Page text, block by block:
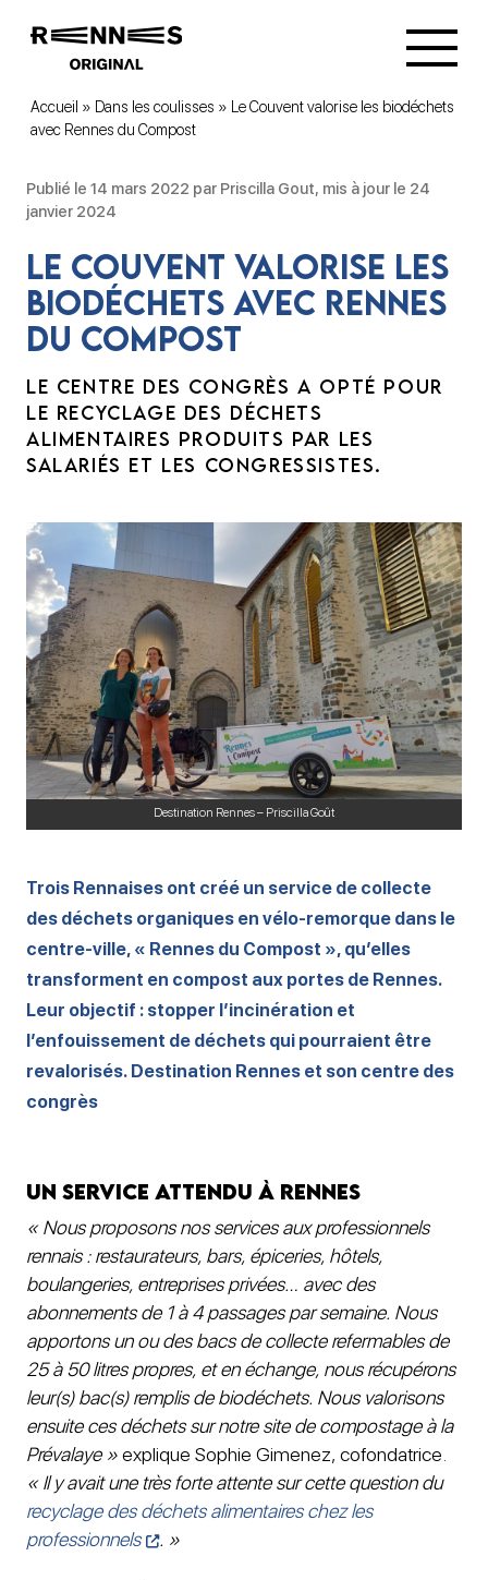
Accueil » Dans les coulisses »
Le Couvent valorise les biodéchets
avec Rennes du Compost
Publié le 14 mars 2022 par Priscilla Gout, mis à jour le 24
janvier 2024
Le Couvent valorise les
biodéchets avec Rennes
du Compost
LE CENTRE DES CONGRÈS A OPTÉ POUR
LE RECYCLAGE DES DÉCHETS
ALIMENTAIRES PRODUITS PAR LES
SALARIÉS ET LES CONGRESSISTES.
Destination Rennes – Priscilla Goût
Trois Rennaises ont créé un service de collecte
des déchets organiques en vélo-remorque dans le
centre-ville, « Rennes du Compost », qu’elles
transforment en compost aux portes de Rennes.
Leur objectif : stopper l’incinération et
l’enfouissement de déchets qui pourraient être
revalorisés. Destination Rennes et son centre des
congrès
Un service attendu à Rennes
« Nous proposons nos services aux professionnels
rennais : restaurateurs, bars, épiceries, hôtels,
boulangeries, entreprises privées… avec des
abonnements de 1 à 4 passages par semaine. Nous
apportons un ou des bacs de collecte refermables de
25 à 50 litres propres, et en échange, nous récupérons
leur(s) bac(s) remplis de biodéchets. Nous valorisons
ensuite ces déchets sur notre site de compostage à la
Prévalaye »explique Sophie Gimenez, cofondatrice.
« Il y avait une très forte attente sur cette question du
recyclage des déchets alimentaires chez les
professionnels
. »